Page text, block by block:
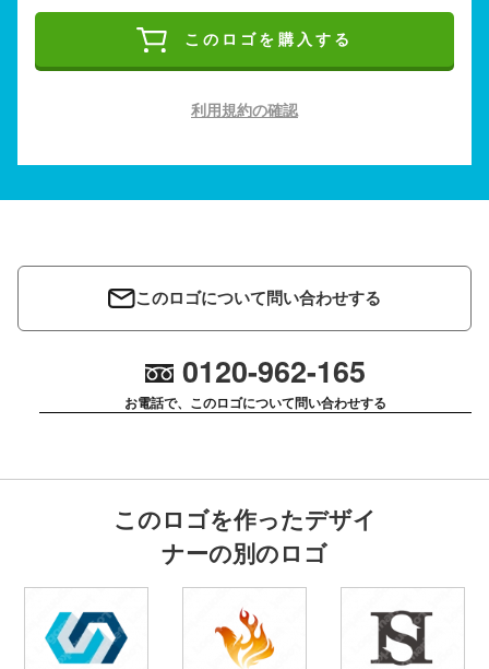
このロゴを購入する
利用規約の確認
このロゴについて問い合わせする
0120-962-165
お電話で、このロゴについて問い合わせする
このロゴを作ったデザイ
ナーの別のロゴ